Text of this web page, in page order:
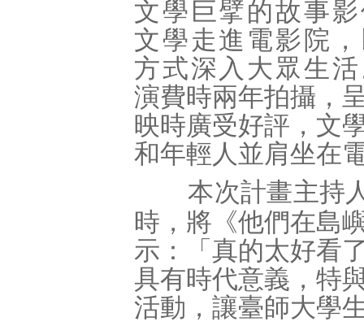
文學巨擘的故事
文學走進電影院
方式深入大眾生
演費時兩年拍攝，
映時廣受好評，文
和年輕人並肩坐在
本次計畫主持
時，將《他們在島
示：「真的太好看
具有時代意義，特
活動，讓臺師大學